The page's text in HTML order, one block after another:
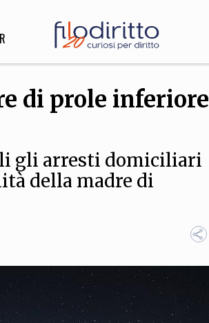
TEAM
di prole inferiore
gli arresti domiciliari
della madre di